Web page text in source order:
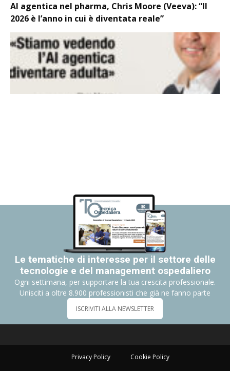
AI agentica nel pharma, Chris Moore (Veeva): “Il
2026 è l’anno in cui è diventata reale”
Le tematiche di interesse per il settore delle
tecnologie e del management ospedaliero
Ogni settimana, per supportare la tua crescita professionale.
Unisciti a oltre 8.900 professionisti che già ne fanno parte
ISCRIVITI ALLA NEWSLETTER
Privacy Policy Cookie Policy